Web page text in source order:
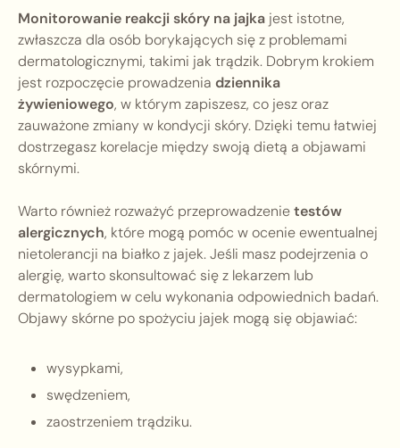
Monitorowanie reakcji skóry na jajka jest istotne,
zwłaszcza dla osób borykających się z problemami
dermatologicznymi, takimi jak trądzik. Dobrym krokiem
jest rozpoczęcie prowadzenia dziennika
żywieniowego, w którym zapiszesz, co jesz oraz
zauważone zmiany w kondycji skóry. Dzięki temu łatwiej
dostrzegasz korelacje między swoją dietą a objawami
skórnymi.
Warto również rozważyć przeprowadzenietestów
alergicznych, które mogą pomóc w ocenie ewentualnej
nietolerancji na białko z jajek. Jeśli masz podejrzenia o
alergię, warto skonsultować się z lekarzem lub
dermatologiem w celu wykonania odpowiednich badań.
Objawy skórne po spożyciu jajek mogą się objawiać:
wysypkami,
swędzeniem,
zaostrzeniem trądziku.